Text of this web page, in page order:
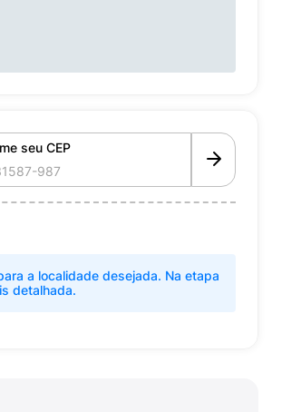
seu CEP
a localidade desejada. Na etapa
detalhada.